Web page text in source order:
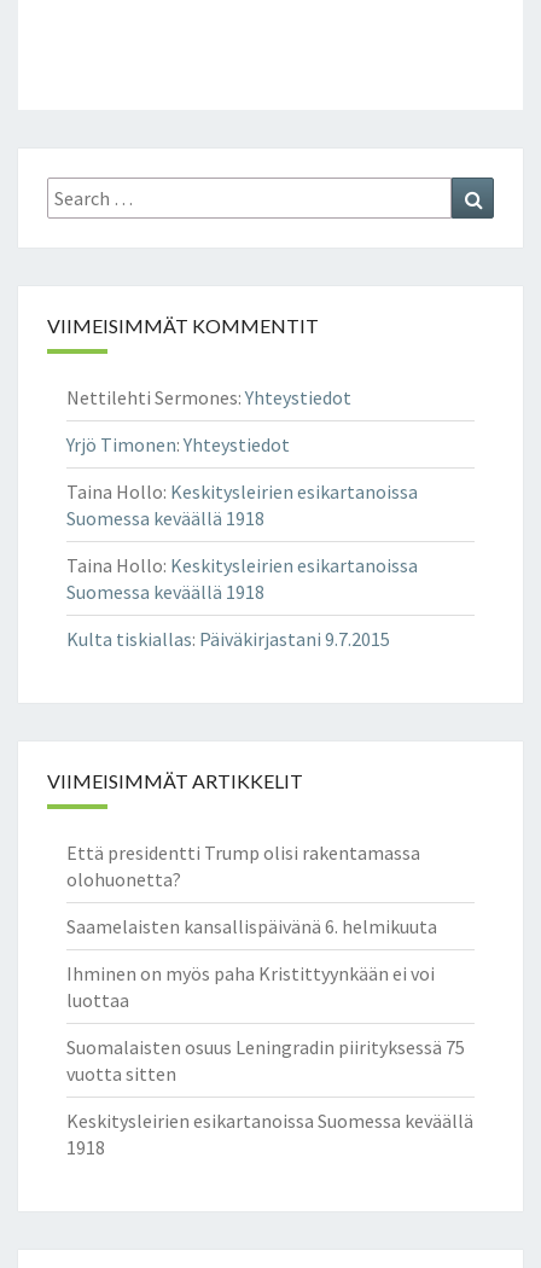
Search
for:
VIIMEISIMMÄT KOMMENTIT
Nettilehti Sermones:Yhteystiedot
Yrjö Timonen:Yhteystiedot
Taina Hollo: Keskitysleirien esikartanoissa
Suomessa keväällä 1918
Taina Hollo: Keskitysleirien esikartanoissa
Suomessa keväällä 1918
Kulta tiskiallas: Päiväkirjastani 9.7.2015
VIIMEISIMMÄT ARTIKKELIT
Että presidentti Trump olisi rakentamassa
olohuonetta?
Saamelaisten kansallispäivänä 6. helmikuuta
Ihminen on myös paha Kristittyynkään ei voi
luottaa
Suomalaisten osuus Leningradin piirityksessä 75
vuotta sitten
Keskitysleirien esikartanoissa Suomessa keväällä
1918